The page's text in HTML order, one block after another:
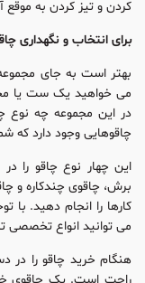
کردن و تیز کردن به موقع
برای انتخاب و نگهداری
بهتر است به جای مجموعه
می خواهید یک ست یا
در این مجموعه چه نوع
چاقوهایی وجود دارد که
این چهار نوع چاقو را
برش، چاقوی چندکاره و
کارها را انجام دهید. با
می توانید انواع تخصصی
هنگام خرید چاقو را در
راحت است. یک چاقوی